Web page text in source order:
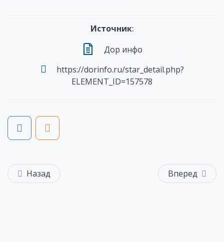
Источник:
Дор инфо
https://dorinfo.ru/star_detail.php?
ELEMENT_ID=157578
Назад Вперед